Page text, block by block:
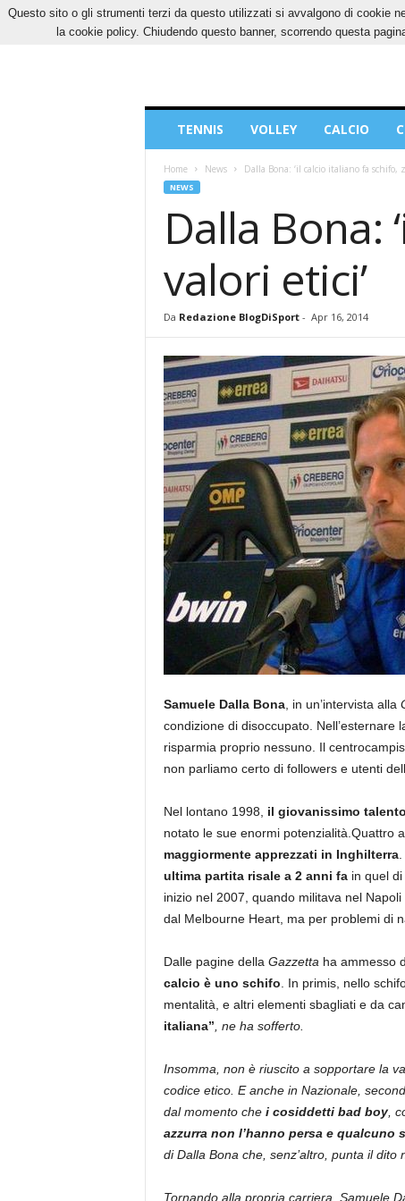
SABATO, 8 AGOSTO 2026 CONTATTI
Sport
TENNIS VOLLEY CALCIO
Home News Dalla Bona: ‘il calcio italiano fa schifo,
NEWS
Dalla Bona:
valori etici’
Da Redazione BlogDiSport- Apr 16, 2014
Samuele Dalla Bona, in un’intervista alla
condizione di disoccupato. Nell’esternare
risparmia proprio nessuno. Il
non parliamo certo di followers e utenti
Nel lontano 1998, il giovanissimo
notato le sue enormi potenzialità.Quattro
maggiormente apprezzati in Inghilterra.
ultima partita risale a 2 anni fain quel di
inizio nel 2007, quando militava nel
dal Melbourne Heart, ma per problemi di
Dalle pagine della Gazzetta ha ammesso
calcio è uno schifo . In primis, nello
mentalità, e altri elementi sbagliati e da
italiana” , ne ha sofferto.
Insomma, non è riuscito a sopportare la
codice etico. E anche in Nazionale,
dal momento che i cosiddetti bad boy,
azzurra non l’hanno persa e qualcuno
di Dalla Bona che, senz’altro, punta il dito
Tornando alla propria carriera, Samuele
Questo sito o gli strumenti terzi da questo utilizzati si avvalgono di cookie
la cookie policy. Chiudendo questo banner, scorrendo questa